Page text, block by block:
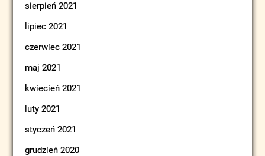
sierpień 2021
lipiec 2021
czerwiec 2021
maj 2021
kwiecień 2021
luty 2021
styczeń 2021
grudzień 2020